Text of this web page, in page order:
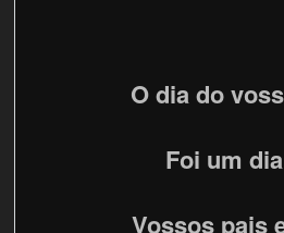
O dia do
Foi um
Vossos pais